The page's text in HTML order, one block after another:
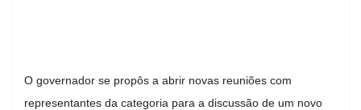
O governador se propôs a abrir novas reuniões com
representantes da categoria para a discussão de um novo